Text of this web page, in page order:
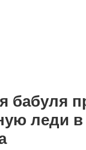
бабуля
леди